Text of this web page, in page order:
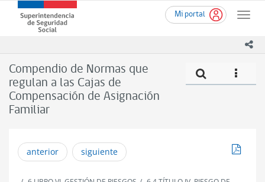
contenido
Mi portal
Toggle
Superintendencia
de
(SUSESO)
-
Gobierno
de
Chile
Compendio de Normas que
regulan a las Cajas de
Compensación de Asignación
Familiar
icono
anterior siguiente